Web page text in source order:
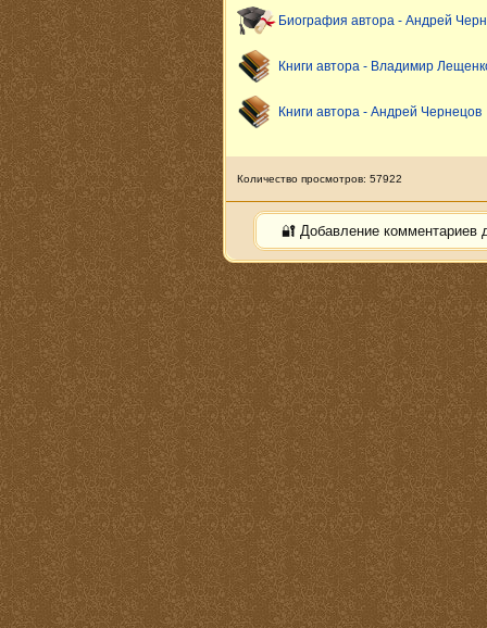
Биография автора - Андрей
Книги автора - Владимир
Книги автора - Андрей Чернецов
Количество просмотров: 57922
🔐 Добавление комментариев